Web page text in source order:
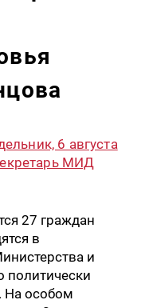
6 августа
МИД
27 граждан
в
и
политически
На особом